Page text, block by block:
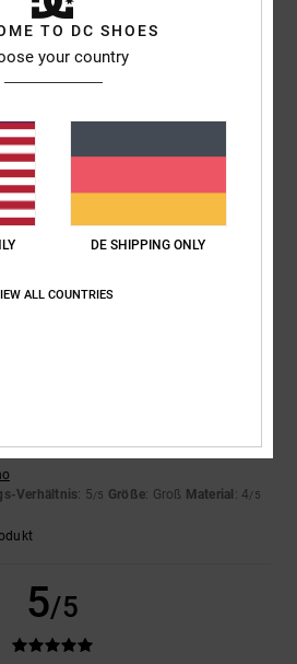
4/5
Verhältnis : 4/5 Größe: Perfekte Größe
Verhältnis: 5/5 Größe: Groß Material : 4/5
5/5
TO DC SHOES
your country
DE SHIPPING ONLY
ALL COUNTRIES